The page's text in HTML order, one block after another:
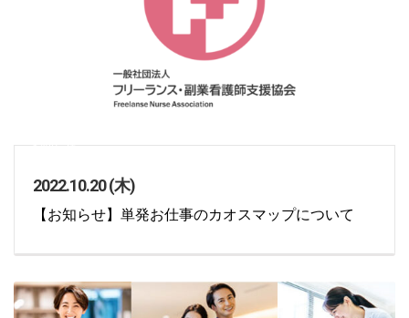
2022.10.20 (木)
お知らせ
【お知らせ】単発お仕事のカオスマップについて